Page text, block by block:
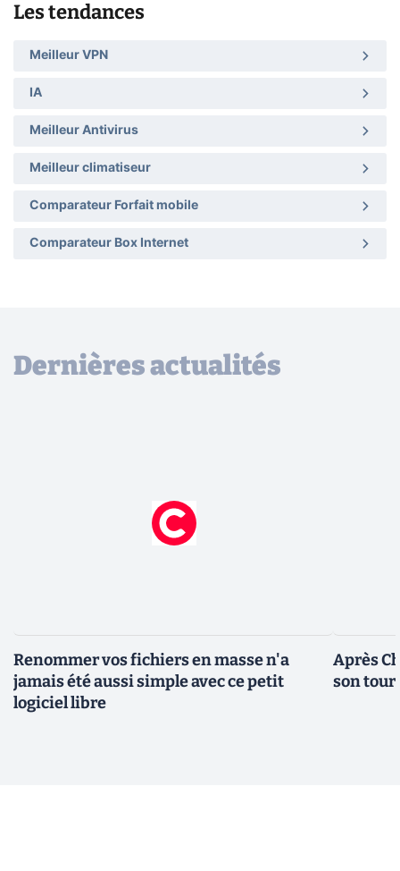
Les tendances
Meilleur VPN
IA
Meilleur Antivirus
Meilleur climatiseur
Comparateur Forfait mobile
Comparateur Box Internet
Dernières actualités
Renommer vos fichiers en masse n'a
jamais été aussi simple avec ce petit
logiciel libre
Après
son tour